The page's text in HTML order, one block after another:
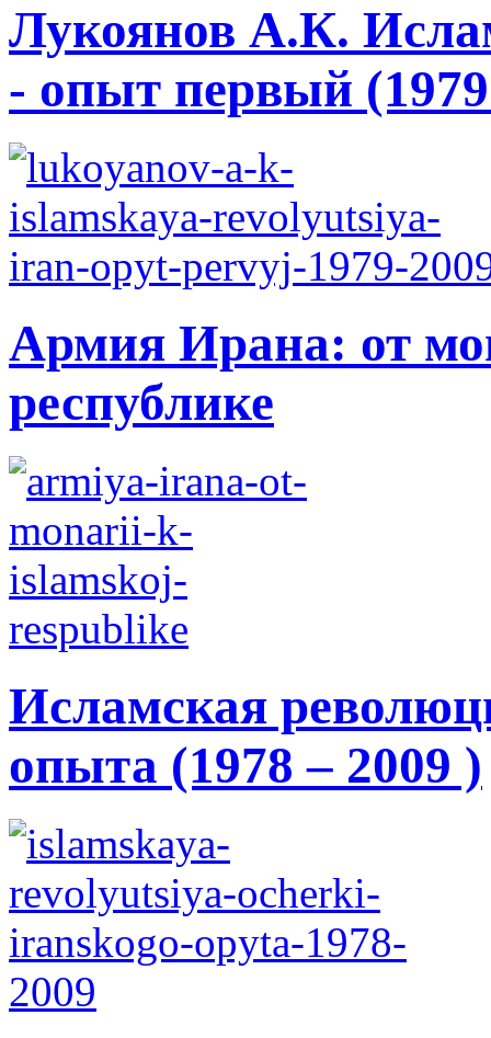
Лукоянов А.К.
- опыт первый
Армия Ирана: от
республике
Исламская
опыта (1978 – 2009 )